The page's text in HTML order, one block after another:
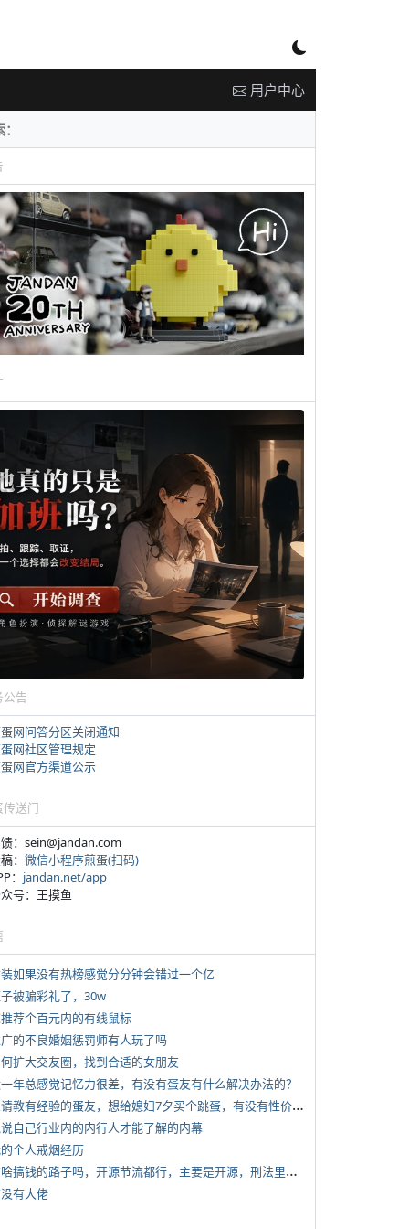
用户中心
公告
网问答分区关闭通知
网社区管理规定
网官方渠道公示
传送门
：sein@jandan.com
： 微信小程序煎蛋(扫码)
： jandan.net/app
号：王摸鱼
如果没有热榜感觉分分钟会错过一个亿
被骗彩礼了，30w
荐个百元内的有线鼠标
的不良婚姻惩罚师有人玩了吗
扩大交友圈，找到合适的女朋友
年总感觉记忆力很差，有没有蛋友有什么解决办法的？
*
想请教有经验的蛋友，想给媳妇7夕买个跳蛋，有没有性价比高的推荐
自己行业内的内行人才能了解的内幕
个人戒烟经历
*
有啥搞钱的路子吗，开源节流都行，主要是开源，刑法里的咱不做
有大佬